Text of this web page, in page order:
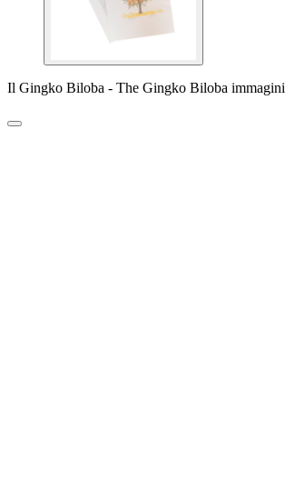
Il Gingko Biloba - The Gingko Biloba immagini